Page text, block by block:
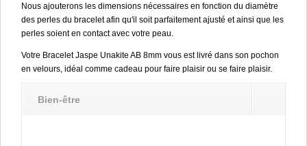
Nous ajouterons les dimensions nécessaires en fonction du diamètre
des perles du bracelet afin qu'il soit parfaitement ajusté et ainsi que les
perles soient en contact avec votre peau.
Votre Bracelet Jaspe Unakite AB 8mm vous est livré dans son pochon
en velours, idéal comme cadeau pour faire plaisir ou se faire plaisir.
Bien-être